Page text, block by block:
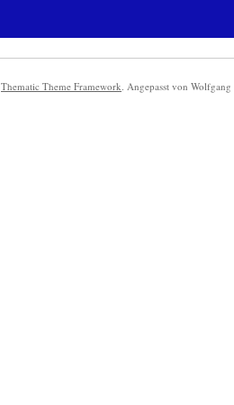
Thematic Theme Framework. Angepasst von